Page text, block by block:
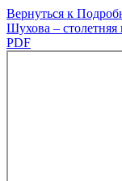
Вернуться к
Шухова –
PDF